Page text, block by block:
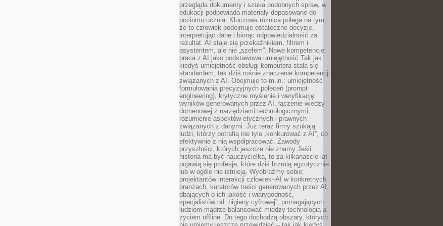
przegląda dokumenty i szuka podobnych spraw, w
edukacji podpowiada materiały dopasowane do
poziomu ucznia. Kluczowa różnica polega na tym,
że to człowiek podejmuje ostateczne decyzje,
interpretując dane i biorąc odpowiedzialność za
rezultat. AI staje się przekaźnikiem, filtrem i
asystentem, ale nie „szefem”. Nowe kompetencje:
praca z AI jako podstawowa umiejętność Tak jak
kiedyś umiejętność obsługi komputera stała się
standardem, tak dziś rośnie znaczenie kompetencji
związanych z AI. Obejmuje to m.in.: umiejętność
formułowania precyzyjnych poleceń (prompt
engineering), krytyczne myślenie i weryfikację
wyników generowanych przez AI, łączenie wiedzy
domenowej z narzędziami technologicznymi,
rozumienie aspektów etycznych i prawnych
związanych z danymi. Już teraz firmy szukają
ludzi, którzy potrafią nie tyle „konkurować z AI”, co
efektywnie z nią współpracować. Zawody
przyszłości, których jeszcze nie znamy Jeśli
historia ma być nauczycielką, to za kilkanaście lat
pojawią się profesje, które dziś brzmią egzotycznie
lub w ogóle nie istnieją. Wyobraźmy sobie:
projektantów interakcji człowiek–AI w konkretnych
branżach, kuratorów treści generowanych przez AI,
dbających o ich jakość i wiarygodność,
specjalistów od „higieny cyfrowej”, pomagających
ludziom mądrze balansować między technologią a
życiem offline. Do tego dochodzą obszary, których